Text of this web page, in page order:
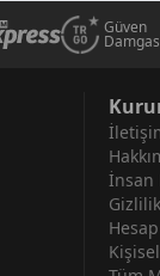
Güven
İnsan